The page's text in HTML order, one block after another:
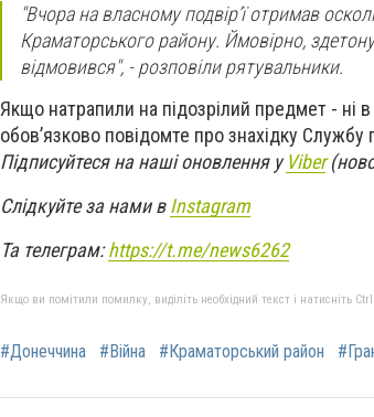
"Вчора на власному подвірʼї отримав
Краматорського району. Ймовірно,
відмовився", - розповіли рятувальники.
Якщо натрапили на підозрілий предмет - ні в
обов’язково повідомте про знахідку
Підписуйтеся на наші оновлення уViber
Слідкуйте за нами вInstagram
Та телеграм:https://t.me/news6262
Якщо ви помітили помилку, виділіть необхідний текст і натисніть
#Донеччина #Війна #Краматорський район